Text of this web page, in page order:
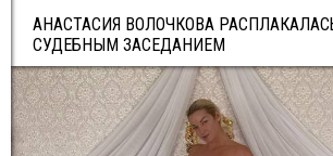
АНАСТАСИЯ ВОЛОЧКОВА
СУДЕБНЫМ ЗАСЕДАНИЕМ